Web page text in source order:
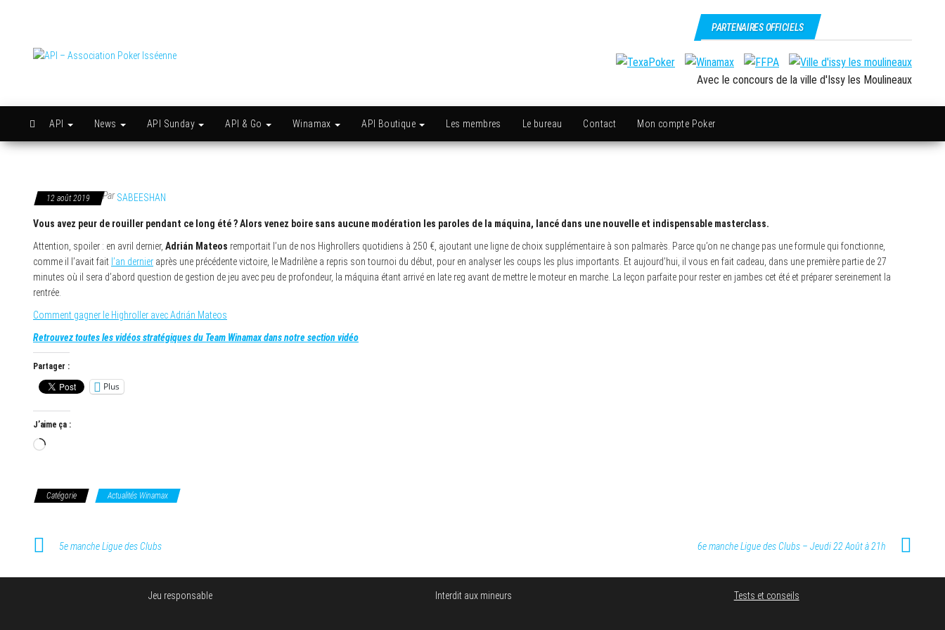
Poker
Isséenne
PARTENAIRES OFFICIELS
Avec le concours de la ville d'Issy les Moulineaux
API News API Sunday API & Go Winamax API Boutique Les membres Le bureau Contact Mon compte Poker
12 août 2019 ParSABEESHAN
Vous avez peur de rouiller pendant ce long été ? Alors venez boire sans aucune modération les paroles de la máquina, lancé dans une nouvelle et indispensable masterclass.
Attention, spoiler : en avril dernier, Adrián Mateos remportait l’un de nos Highrollers quotidiens à 250 €, ajoutant une ligne de choix supplémentaire à son palmarès. Parce qu’on ne change pas une formule qui fonctionne,
comme il l’avait fait l’an dernier après une précédente victoire, le Madrilène a repris son tournoi du début, pour en analyser les coups les plus importants. Et aujourd’hui, il vous en fait cadeau, dans une première partie de 27
minutes où il sera d’abord question de gestion de jeu avec peu de profondeur, la máquina étant arrivé en late reg avant de mettre le moteur en marche. La leçon parfaite pour rester en jambes cet été et préparer sereinement la
rentrée.
Comment gagner le Highroller avec Adrián Mateos
Retrouvez toutes les vidéos stratégiques du Team Winamax dans notre section vidéo
Partager :
Plus
J’aime ça :
Chargement…
Catégorie Actualités Winamax
5e manche Ligue des Clubs 6e manche Ligue des Clubs – Jeudi 22 Août à 21h
Jeu responsable Interdit aux mineurs Tests et conseils